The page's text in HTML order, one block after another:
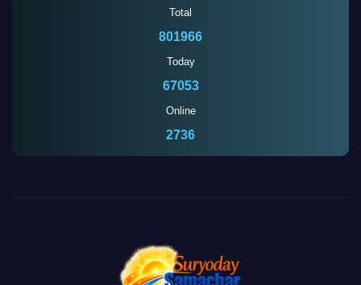
Total
801966
Today
67053
Online
2732